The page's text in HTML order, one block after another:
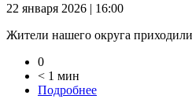
22 января 2026 | 16:00
Жители нашего округа
0
< 1 мин
Подробнее